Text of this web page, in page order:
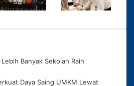
Kepala Samsat, Perkuat
Reserved